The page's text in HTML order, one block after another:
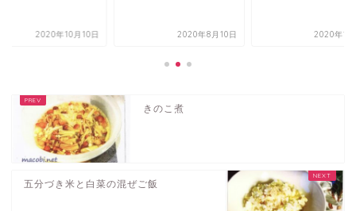
2020年10月10日 2020年8月10日 2020年1
きのこ煮
五分づき米と白菜の混ぜご飯